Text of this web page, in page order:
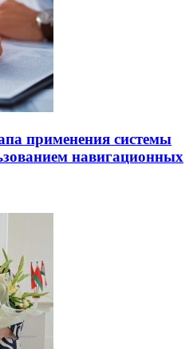
применения системы
навигационных